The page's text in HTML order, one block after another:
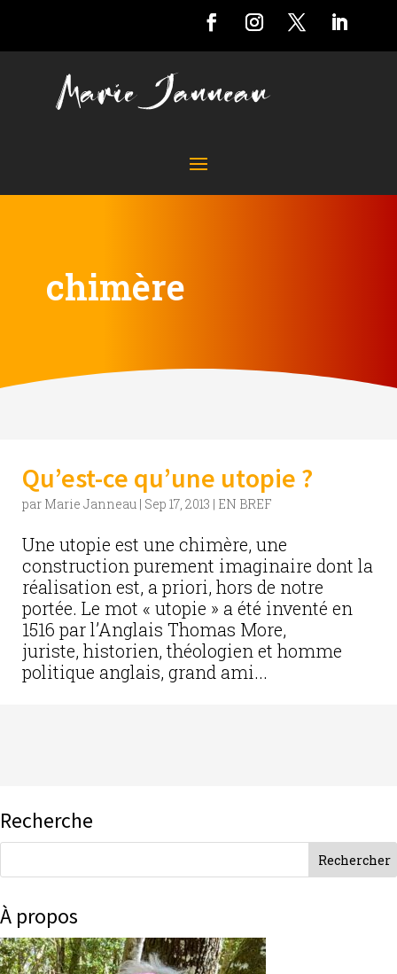
chimère
Qu’est-ce qu’une utopie ?
par Marie Janneau | Sep 17, 2013 | EN BREF
Une utopie est une chimère, une
construction purement imaginaire dont la
réalisation est, a priori, hors de notre
portée. Le mot « utopie » a été inventé en
1516 par l’Anglais Thomas More,
juriste, historien, théologien et homme
politique anglais, grand ami...
Recherche
À propos